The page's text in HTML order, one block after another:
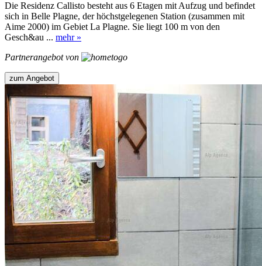
Die Residenz Callisto besteht aus 6 Etagen mit Aufzug und befindet
sich in Belle Plagne, der höchstgelegenen Station (zusammen mit
Aime 2000) im Gebiet La Plagne. Sie liegt 100 m von den
Gesch&au ... mehr »
Partnerangebot von
zum Angebot